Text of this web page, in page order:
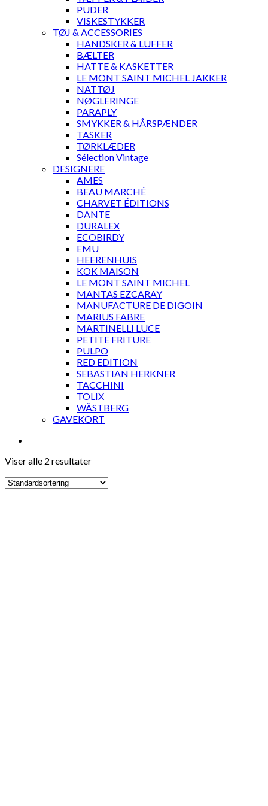
PUDER
VISKESTYKKER
TØJ & ACCESSORIES
HANDSKER & LUFFER
BÆLTER
HATTE & KASKETTER
LE MONT SAINT MICHEL JAKKER
NATTØJ
NØGLERINGE
PARAPLY
SMYKKER & HÅRSPÆNDER
TASKER
TØRKLÆDER
Sélection Vintage
DESIGNERE
AMES
BEAU MARCHÉ
CHARVET ÉDITIONS
DANTE
DURALEX
ECOBIRDY
EMU
HEERENHUIS
KOK MAISON
LE MONT SAINT MICHEL
MANTAS EZCARAY
MANUFACTURE DE DIGOIN
MARIUS FABRE
MARTINELLI LUCE
PETITE FRITURE
PULPO
RED EDITION
SEBASTIAN HERKNER
TACCHINI
TOLIX
WÄSTBERG
GAVEKORT
Viser alle 2 resultater